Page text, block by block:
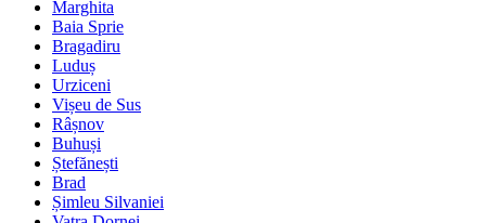
Marghita
Baia Sprie
Bragadiru
Luduș
Urziceni
Vișeu de Sus
Râșnov
Buhuși
Ștefănești
Brad
Șimleu Silvaniei